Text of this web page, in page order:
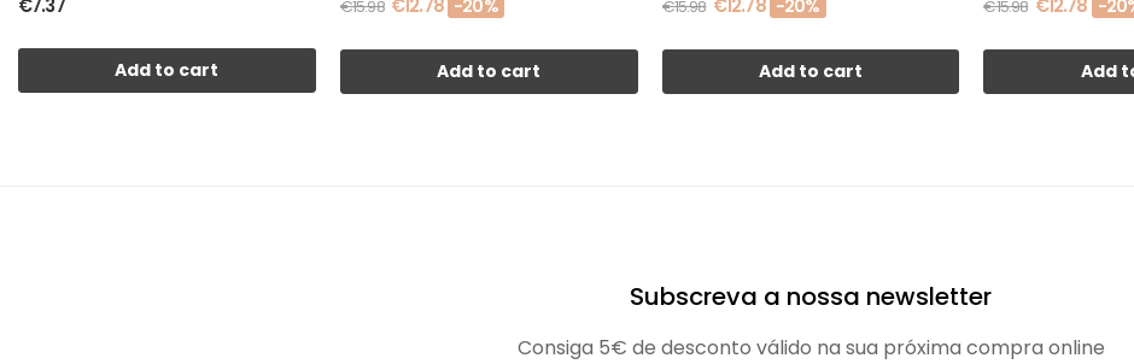
€7.37
Add to cart
€15.98 €12.78 -20%
Add to cart
€15.98 €12.78 -20%
Add to cart
€15.98 €12.78 -
Add
Subscreva a nossa newsletter
Consiga 5€ de desconto válido na sua próxima compra online